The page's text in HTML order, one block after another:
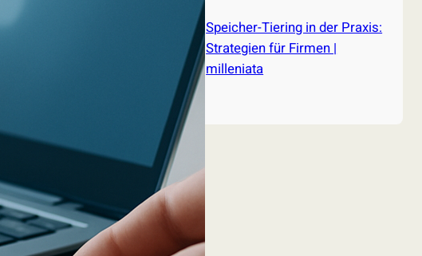
Speicher-Tiering in der Praxis:
Strategien für Firmen |
milleniata